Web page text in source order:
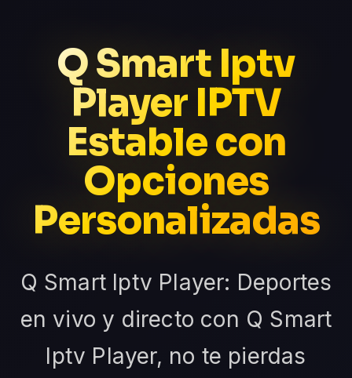
Q Smart Iptv
Player IPTV
Estable con
Opciones
Personalizadas
Q Smart Iptv Player: Deportes
en vivo y directo con Q Smart
Iptv Player, no te pierdas